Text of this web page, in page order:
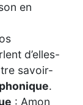
en
d’elles-
savoir-
.
: Amon